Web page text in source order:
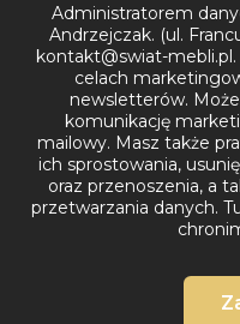
Administratorem
Andrzejczak. (ul.
kontakt@swiat-
celach
newsletterów.
komunikację
mailowy. Masz także
ich sprostowania,
oraz przenoszenia, a
przetwarzania danych.